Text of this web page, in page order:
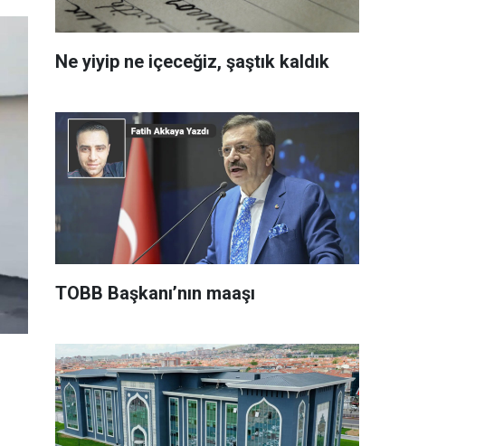
Ne yiyip ne içeceğiz, şaştık kaldık
TOBB Başkanı’nın maaşı